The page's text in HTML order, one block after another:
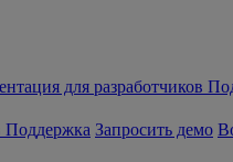
для разработчиков
Поддержка Запросить демо